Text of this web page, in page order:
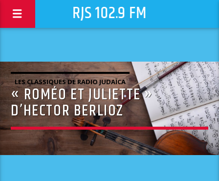
RJS 102.9 FM
LES CLASSIQUES DE RADIO JUDAÏCA
« ROMÉO ET JULIETTE »
D’HECTOR BERLIOZ